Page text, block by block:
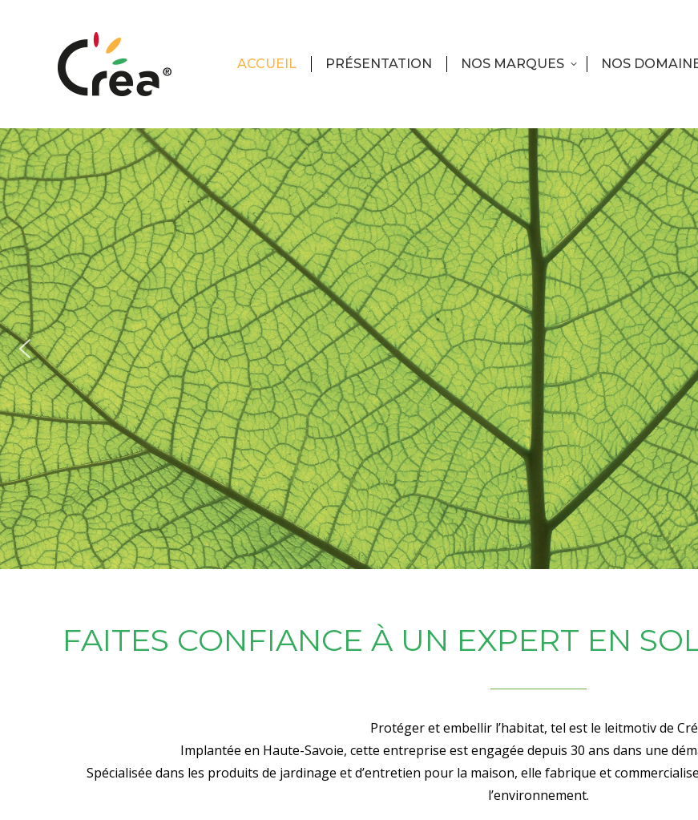
ACCUEIL PRÉSENTATION NOS MARQUES NOS
FAITES CONFIANCE À UN EXPERT EN
Protéger et embellir l’habitat, tel est le leitmotiv de
Implantée en Haute-Savoie, cette entreprise est engagée depuis 30 ans dans une
Spécialisée dans les produits de jardinage et d’entretien pour la maison, elle fabrique et
l’environnement.